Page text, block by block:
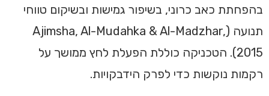
בהפחתת כאב כרוני, בשיפור גמישות ובשיקום טווחי
תנועה (Ajimsha, Al-Mudahka & Al-Madzhar,
2015). הטכניקה כוללת הפעלת לחץ ממושך על
רקמות נוקשות כדי לפרק הידבקויות.